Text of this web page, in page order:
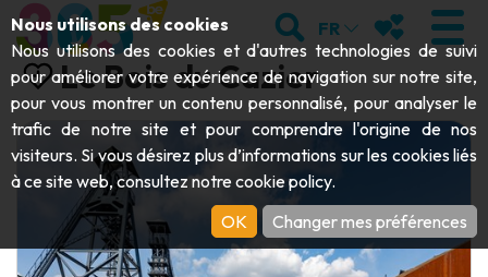
VISITER
Abbayes & monuments religieux
Archéologie
EXPLORER
Grottes BOUGER
Aller au contenu principal; RECHERCHER
FR MES FAVORIS
Le Bois du Cazier
Nous utilisons des cookies
Nous utilisons des cookies et d'autres technologies de suivi
pour améliorer votre expérience de navigation sur notre site,
pour vous montrer un contenu personnalisé, pour analyser le
trafic de notre site et pour comprendre l'origine de nos
visiteurs. Si vous désirez plus d’informations sur les cookies liés
à ce site web, consultez notrecookie policy.
OK
Changer mes préférences